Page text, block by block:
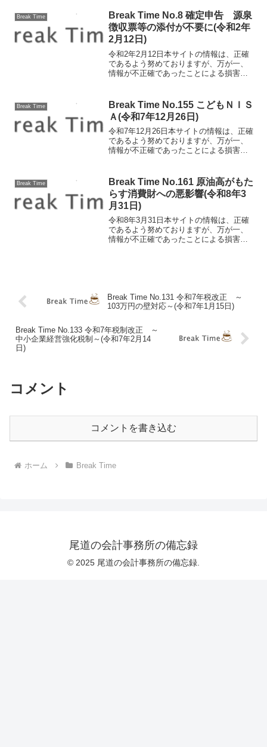
ない取引） インボイス制度開始まで、
残り半年となりました...
Break Time
Break Time No.8 確定申告 源泉
徴収票等の添付が不要に(令和2年
2月12日)
令和2年2月12日本サイトの情報は、正確
であるよう努めておりますが、万が一、
情報が不正確であったことによる損害に
月を迎え、本格的に確定申告の時期にな
ってきました。ご自...
Break Time
Break Time No.155 こどもＮＩＳ
Ａ(令和7年12月26日)
令和7年12月26日本サイトの情報は、正確
であるよう努めておりますが、万が一、
情報が不正確であったことによる損害に
は、NISAの「つみたて投資枠」を18歳未
満も利...
Break Time
Break Time No.161 原油高がもた
らす消費財への悪影響(令和8年3
月31日)
令和8年3月31日本サイトの情報は、正確
であるよう努めておりますが、万が一、
情報が不正確であったことによる損害に
Break Time No.131 令和7年税改正 ～
103万円の壁対応～(令和7年1月15日)
Break Time No.133 令和7年税制改正 ～
中小企業経営強化税制～(令和7年2月14
日)
コメント
コメントを書き込む
ホーム Break Time
尾道の会計事務所の備忘録
© 2025 尾道の会計事務所の備忘録.